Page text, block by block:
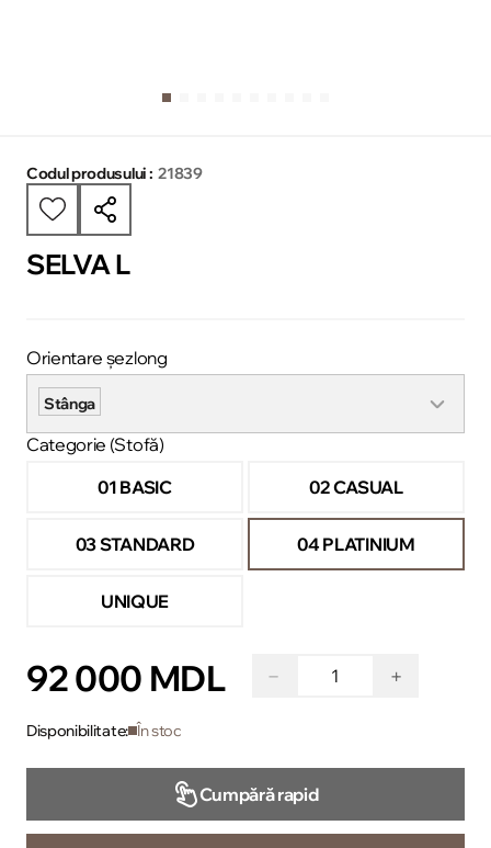
Codul produsului : 21839
SELVA L
Orientare șezlong
Stânga
Categorie (Stofă)
01 BASIC
02 CASUAL
03 STANDARD 04 PLATINIUM
UNIQUE
92 000 MDL − +
Disponibilitate: În stoc
Cumpără rapid